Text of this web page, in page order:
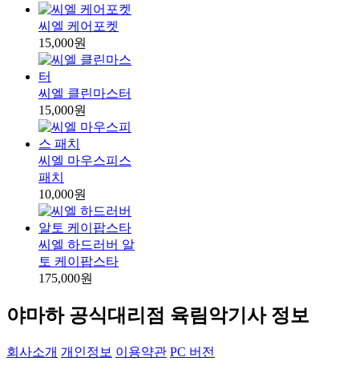
씨엘 케어포켓
15,000원
씨엘 클린마스터
15,000원
씨엘 마우스피스
패치
10,000원
씨엘 하드러버 알
토 케이팝스타
175,000원
야마하 공식대리점 육림악기사 정보
회사소개 개인정보 이용약관 PC 버전